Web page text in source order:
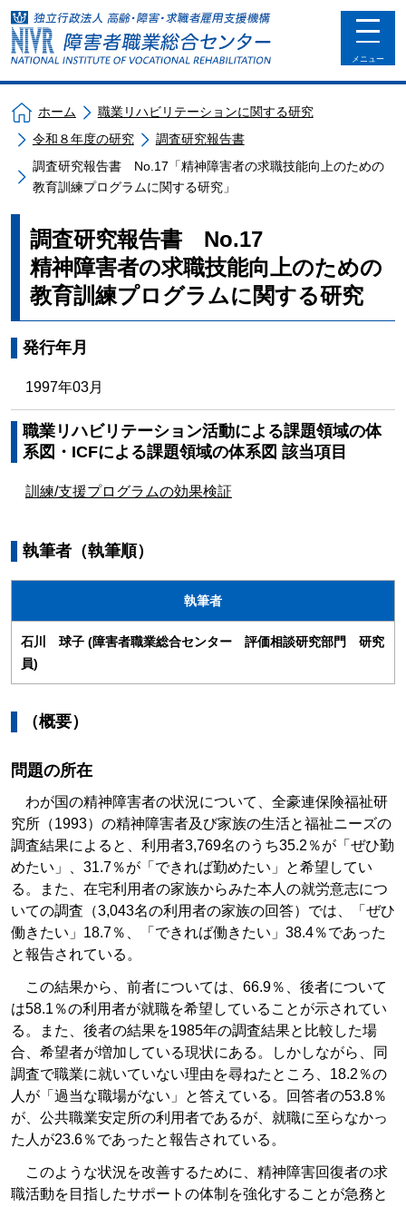
toggle
メニュー
ホーム
職業リハビリテーションに関する研究
令和８年度の研究
調査研究報告書
調査研究報告書 No.17「精神障害者の求職技能向上のための
教育訓練プログラムに関する研究」
調査研究報告書 No.17
精神障害者の求職技能向上のための
教育訓練プログラムに関する研究
発行年月
1997年03月
職業リハビリテーション活動による課題領域の体
系図・ICFによる課題領域の体系図 該当項目
訓練/支援プログラムの効果検証
執筆者（執筆順）
執筆者
石川 球子 (障害者職業総合センター 評価相談研究部門 研究
員)
（概要）
問題の所在
わが国の精神障害者の状況について、全豪連保険福祉研
究所（1993）の精神障害者及び家族の生活と福祉ニーズの
調査結果によると、利用者3,769名のうち35.2％が「ぜひ勤
めたい」、31.7％が「できれば勤めたい」と希望してい
る。また、在宅利用者の家族からみた本人の就労意志につ
いての調査（3,043名の利用者の家族の回答）では、「ぜひ
働きたい」18.7％、「できれば働きたい」38.4％であった
と報告されている。
この結果から、前者については、66.9％、後者について
は58.1％の利用者が就職を希望していることが示されてい
る。また、後者の結果を1985年の調査結果と比較した場
合、希望者が増加している現状にある。しかしながら、同
調査で職業に就いていない理由を尋ねたところ、18.2％の
人が「過当な職場がない」と答えている。回答者の53.8％
が、公共職業安定所の利用者であるが、就職に至らなかっ
た人が23.6％であったと報告されている。
このような状況を改善するために、精神障害回復者の求
職活動を目指したサポートの体制を強化することが急務と